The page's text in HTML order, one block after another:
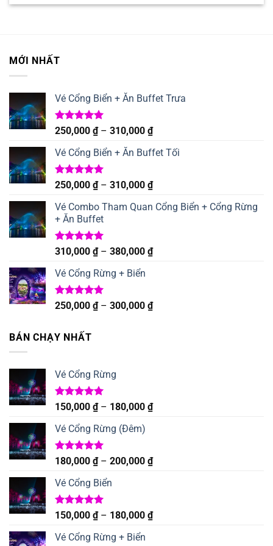
200,000 ₫
biến
thể.
tùy
chọn
có
chọn
trên
sản
phẩm
MỚI NHẤT
Vé Cổng Biển + Ăn Buffet Trưa
Được xếp
hạng
5.00
5 sao
250,000 ₫ – 310,000 ₫Khoảng
từ
đến
310,000 ₫
Vé Cổng Biển + Ăn Buffet Tối
Được xếp
hạng
5.00
5 sao
250,000 ₫ – 310,000 ₫Khoảng
từ
310,000 ₫
Vé Combo Tham Quan Cổng Biển + Cổng Rừng
+ Ăn Buffet
Được xếp
hạng
5.00
5 sao
310,000 ₫ – 380,000 ₫Khoảng
đến
380,000 ₫
Vé Cổng Rừng + Biển
Được xếp
hạng
5.00
250,000 ₫ – 300,000 ₫Khoảng
BÁN CHẠY NHẤT
Vé Cổng Rừng
Được xếp
hạng
5.00
5 sao
150,000 ₫ – 180,000 ₫Khoảng
đến
Vé Cổng Rừng (Đêm)
Được xếp
hạng
5.00
5 sao
180,000 ₫ – 200,000 ₫Khoảng
đến
Vé Cổng Biển
Được xếp
hạng
5.00
5 sao
150,000 ₫ – 180,000 ₫Khoảng
Vé Cổng Rừng + Biển